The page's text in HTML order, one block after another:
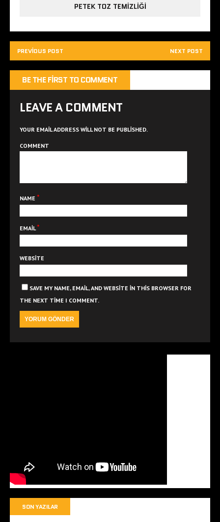
PETEK TOZ TEMIZLIĞI
PREVIOUS POST NEXT POST
BE THE FIRST TO COMMENT
LEAVE A COMMENT
YOUR EMAIL ADDRESS WILL NOT BE PUBLISHED.
COMMENT
NAME *
EMAIL*
WEBSITE
SAVE MY NAME, EMAIL, AND WEBSITE IN THIS BROWSER FOR
THE NEXT TIME I COMMENT.
SON YAZILAR